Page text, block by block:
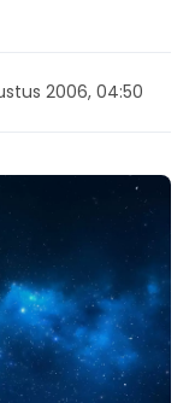
2006, 04:50